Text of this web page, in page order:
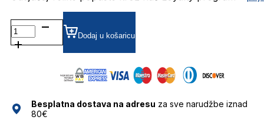
VISMARLENE SUNČANE
NAOČALE
VISIONARIO
Dodaj u košaricu
Besplatna dostava na adresu za sve narudžbe iznad
80€